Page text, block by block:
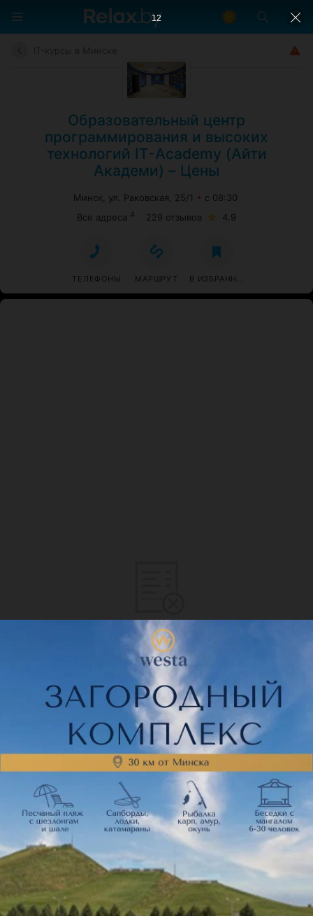
Образовательный центр
программирования и высоких
технологий IT-Academy (Айти
Академи) – Цены
Минск, ул. Раковская, 25/1
с 08:30
Все адреса 4 229 отзывов 4.9
ТЕЛЕФОНЫ МАРШРУТ В ИЗБРАННОЕ
Нам очень жаль, но сейчас
цены недоступны
11